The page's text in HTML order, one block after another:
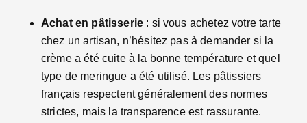
Achat en pâtisserie : si vous achetez votre tarte
chez un artisan, n’hésitez pas à demander si la
crème a été cuite à la bonne température et quel
type de meringue a été utilisé. Les pâtissiers
français respectent généralement des normes
strictes, mais la transparence est rassurante.